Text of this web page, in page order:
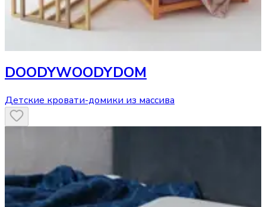
DOODYWOODYDOM
Детские кровати-домики из массива